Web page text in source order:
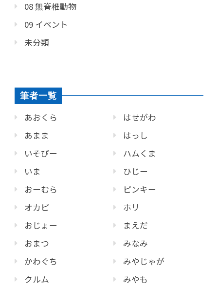
08 無脊椎動物
09 イベント
未分類
筆者一覧
あおくら
あまま
いそぴー
いま
おーむら
オカピ
おじょー
おまつ
かわぐち
クルム
はせがわ
はっし
ハムくま
ひじー
ピンキー
ホリ
まえだ
みなみ
みやじゃが
みやも